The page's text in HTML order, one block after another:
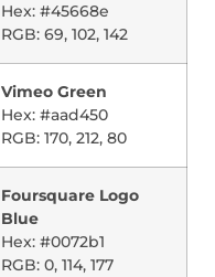
Hex: #45668e
RGB: 69, 102, 142
Vimeo Green
Hex: #aad450
RGB: 170, 212, 80
Foursquare Logo
Blue
Hex: #0072b1
RGB: 0, 114, 177